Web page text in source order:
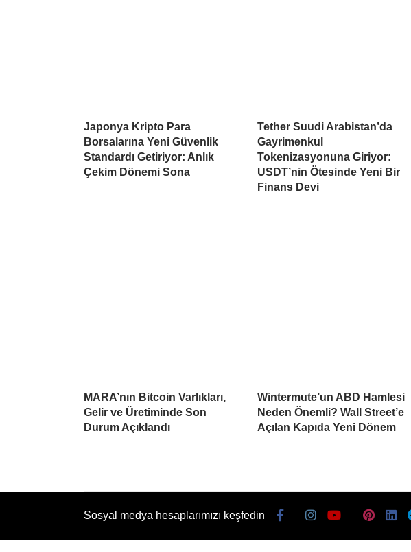
Japonya Kripto Para
Borsalarına Yeni Güvenlik
Standardı Getiriyor: Anlık
Çekim Dönemi Sona
Tether Suudi Arabistan’da
Gayrimenkul
Tokenizasyonuna Giriyor:
USDT’nin Ötesinde Yeni Bir
Finans Devi
MARA’nın Bitcoin Varlıkları,
Gelir ve Üretiminde Son
Durum Açıklandı
Wintermute’un ABD Hamlesi
Neden Önemli? Wall Street’e
Açılan Kapıda Yeni Dönem
Sosyal medya hesaplarımızı keşfedin